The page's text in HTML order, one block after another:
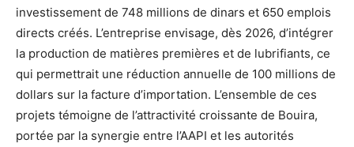
investissement de 748 millions de dinars et 650 emplois
directs créés. L’entreprise envisage, dès 2026, d’intégrer
la production de matières premières et de lubrifiants, ce
qui permettrait une réduction annuelle de 100 millions de
dollars sur la facture d’importation. L’ensemble de ces
projets témoigne de l’attractivité croissante de Bouira,
portée par la synergie entre l’AAPI et les autorités